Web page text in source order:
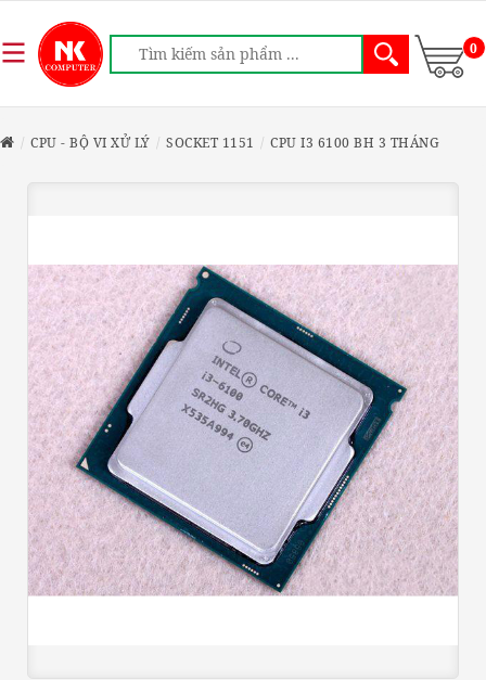
0
CPU - BỘ VI XỬ LÝ SOCKET 1151 CPU I3 6100 BH 3 THÁNG